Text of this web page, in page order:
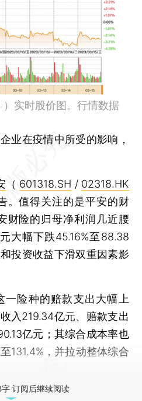
实时股价图。行情数据
业在疫情中所受的影响，
（ 601318.SH / 02318.HK
。值得关注的是平安的财
财险的归母净利润几近腰
大幅下跌45.16%至88.38
投资收益下滑双重因素影
险种的赔款支出大幅上
入219.34亿元、赔款支出
亿元；其综合成本率也
131.4%，并拉动整体综合
字 订阅后继续阅读